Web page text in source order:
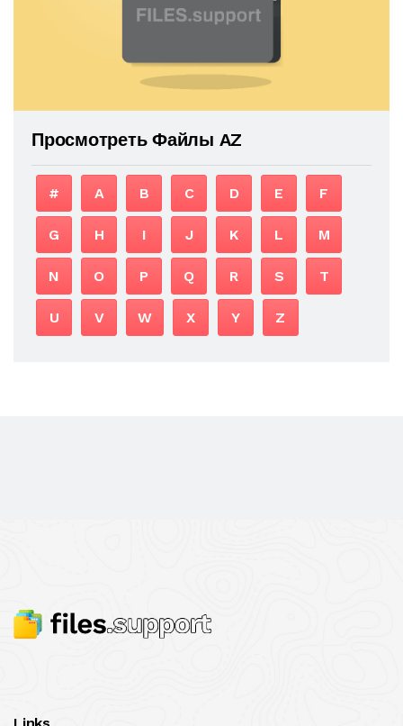
Просмотреть Файлы AZ
# A B C D E F
G H I J K L M
N O P Q R S T
U V W X Y Z